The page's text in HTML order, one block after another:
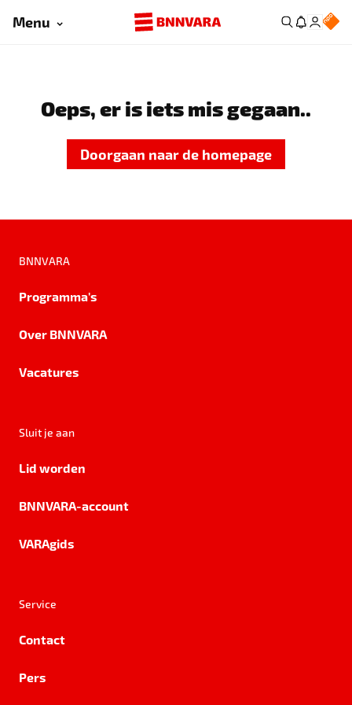
Menu
Oeps, er is iets mis gegaan..
Doorgaan naar de homepage
BNNVARA
Programma's
Over BNNVARA
Vacatures
Sluit je aan
Lid worden
BNNVARA-account
VARAgids
Service
Contact
Pers